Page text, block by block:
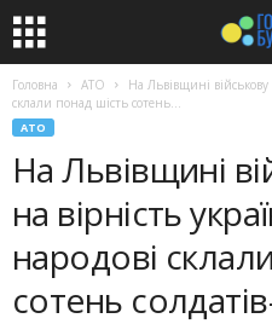
Головна АТО
На Львівщині військову
склали понад шість сотень...
АТО
На Львівщині
на вірність
народові
сотень